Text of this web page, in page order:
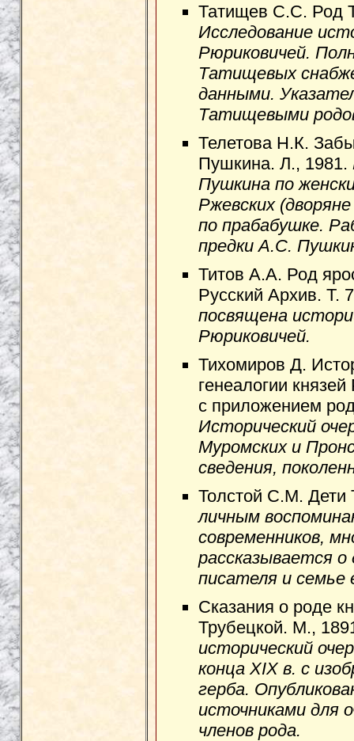
Татищев С.С. Род
Исследование
Рюриковичей.
Татищевых
данными.
Татищевыми
Телетова Н.К.
Пушкина. Л., 1981.
Пушкина по
Ржевских
по прабабушке.
предки А.С.
Титов А.А. Род
Русский Архив. Т.
посвящена
Рюриковичей.
Тихомиров Д.
генеалогии
с приложением
Исторический
Муромских и
сведения,
Толстой С.М. Дети
личным
современников,
рассказывается о
писателя и семье
Сказания о роде
Трубецкой. М.,
исторический
конца XIX в. с
герба.
источниками для
членов рода.